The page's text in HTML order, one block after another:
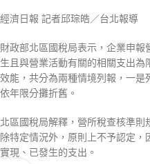
經濟日報 記者邱琮皓／台北報導
財政部北區國稅局表示，企業申
生且與營業活動有關的相關支出
效能，共分為兩種情境列報，一是
依年限分攤折舊。
北區國稅局解釋，營所稅查核準則
除特定情況外，原則上不予認定
實現、已發生的支出。